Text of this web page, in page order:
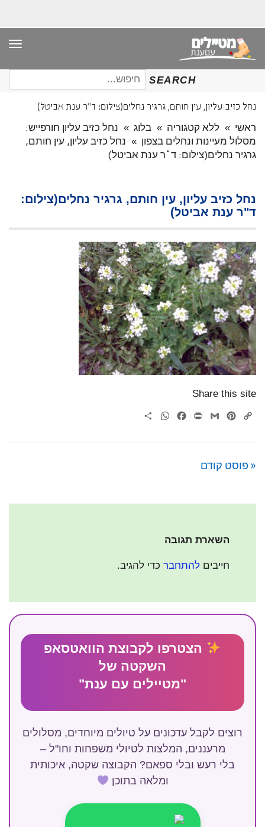
SEARCH
חיפוש
עבור:
נחל כזיב עליון, עין חותם, גרגיר נחלים(צילום: ד"ר ענת אביטל)
ראשי » ללא קטגוריה » בלוג » נחל כזיב עליון חורפייש:
מסלול מעיינות ונחלים בצפון » נחל כזיב עליון, עין חותם,
גרגיר נחלים(צילום: ד"ר ענת אביטל)
נחל כזיב עליון, עין חותם, גרגיר נחלים(צילום:
ד"ר ענת אביטל)
Share this site
Copy
Pinterest
Gmail
Print
Facebook
WhatsApp
« פוסט קודם
השארת תגובה
חייבים להתחבר כדי להגיב.
הצטרפו לקבוצת הוואטסאפ
השקטה של
"מטיילים עם ענת"
רוצים לקבל עדכונים על טיולים מיוחדים, מסלולים
מרעננים, המלצות לטיולי משפחות וחו"ל –
בלי רעש ובלי ספאם? הקבוצה שקטה, איכותית
ומלאה בתוכן